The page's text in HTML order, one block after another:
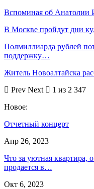
Вспоминая об Анатолии
В Москве пройдут дни
Полмиллиарда рублей
поддержку…
Житель Новоалтайска
Prev Next
1 из 2 347
Новое:
Отчетный концерт
Апр 26, 2023
Что за уютная квартира,
продается в…
Окт 6, 2023